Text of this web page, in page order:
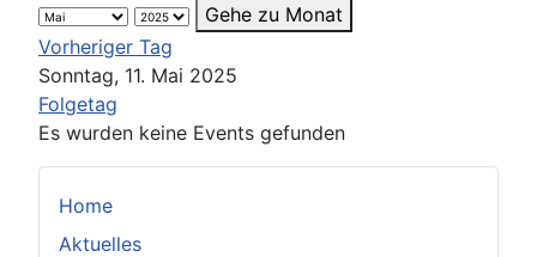
Home
Aktuelles
Gehe zu Monat
Vorheriger Tag
Sonntag, 11. Mai 2025
Folgetag
Es wurden keine Events gefunden